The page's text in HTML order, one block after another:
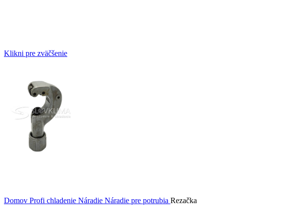
Klikni pre zväčšenie
Domov Profi chladenie Náradie Náradie pre potrubia Rezačka